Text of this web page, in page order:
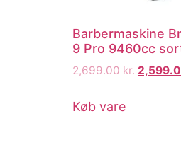
Barbermaskine
9 Pro 9460cc
2,699.00kr.
Køb vare